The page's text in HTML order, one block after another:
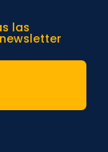
las